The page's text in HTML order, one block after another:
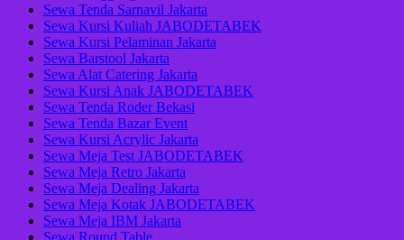
Sewa Tenda Sarnavil Jakarta
Sewa Kursi Kuliah JABODETABEK
Sewa Kursi Pelaminan Jakarta
Sewa Barstool Jakarta
Sewa Alat Catering Jakarta
Sewa Kursi Anak JABODETABEK
Sewa Tenda Roder Bekasi
Sewa Tenda Bazar Event
Sewa Kursi Acrylic Jakarta
Sewa Meja Test JABODETABEK
Sewa Meja Retro Jakarta
Sewa Meja Dealing Jakarta
Sewa Meja Kotak JABODETABEK
Sewa Meja IBM Jakarta
Sewa Round Table